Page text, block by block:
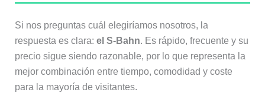
Si nos preguntas cuál elegiríamos nosotros, la
respuesta es clara: el S-Bahn. Es rápido, frecuente y su
precio sigue siendo razonable, por lo que representa la
mejor combinación entre tiempo, comodidad y coste
para la mayoría de visitantes.